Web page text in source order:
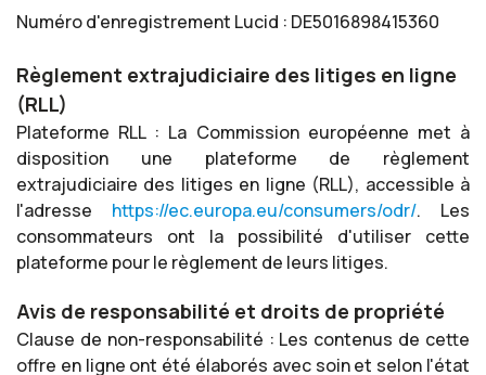
Numéro d'enregistrement Lucid : DE5016898415360
Règlement extrajudiciaire des litiges en ligne
(RLL)
Plateforme RLL : La Commission européenne met à
disposition une plateforme de règlement
extrajudiciaire des litiges en ligne (RLL), accessible à
l'adresse https://ec.europa.eu/consumers/odr/. Les
consommateurs ont la possibilité d'utiliser cette
plateforme pour le règlement de leurs litiges.
Avis de responsabilité et droits de propriété
Clause de non-responsabilité : Les contenus de cette
offre en ligne ont été élaborés avec soin et selon l'état